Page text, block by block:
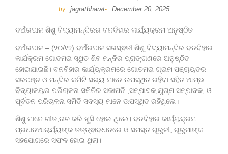
by jagratbharat- December 20, 2025
ବଅଁରପାଳ ଶିଶୁ ବିଦ୍ୟାମନ୍ଦିରର ବନବିହାର କାର୍ଯ୍ୟକ୍ରମ ଅନୁଷ୍ଠିତ
ବଅଁରପାଳ – (୨୦/୧୨) ବଅଁରପାଳ ସରସ୍ଵତୀ ଶିଶୁ ବିଦ୍ୟାମନ୍ଦିର ବନବିହାର
କାର୍ଯକ୍ରମ ଗୋତମରା ସ୍ଥିତ ଶିବ ମନ୍ଦିର ପ୍ରାଙ୍ଗଣରେ ଅନୁଷ୍ଠିତ
ହୋଇଯାଇଛି। ବନବିହାର କାର୍ଯ୍ୟକ୍ରମରେ ଗୋତମରା ଗ୍ରାମ ପଞ୍ଚାୟତର
ସରପଞ୍ଚ ଓ ମନ୍ଦିର କମିଟି ସଭ୍ୟ ମାନେ ଉପସ୍ଥିତ ରହିବା ସହିତ ଆମ୍ଭ
ବିଦ୍ୟାଳୟର ପରିଚାଳନା ସମିତିର ସଭାପତି ,ସମ୍ପାଦକ,ଯୁଗ୍ମ ସମ୍ପାଦକ, ଓ
ପୂର୍ବତନ ପରିଚାଳନା ସମିତି ସଦସ୍ୟ ମାନେ ଉପସ୍ଥିତ ରହିଥିଲେ।
ଶିଶୁ ମାନେ ଗୀତ,ନାଚ କରି ଖୁସି ହୋଇ ଥିଲେ। ବନବିହାର କାର୍ଯ୍ୟକ୍ରମ
ପ୍ରଧାନଆଚାର୍ଯ୍ୟଙ୍କ ତତ୍ତ୍ଵାବଧାନରେ ଓ ସମସ୍ତ ଗୁରୁଜୀ, ଗୁରୁମାଙ୍କ
ସହଯୋଗରେ ସଫଳ ହୋଇ ଥିଲା।